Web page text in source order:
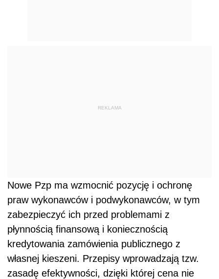
REKLAMA
Nowe Pzp ma wzmocnić pozycję i ochronę
praw wykonawców i podwykonawców, w tym
zabezpieczyć ich przed problemami z
płynnością finansową i koniecznością
kredytowania zamówienia publicznego z
własnej kieszeni. Przepisy wprowadzają tzw.
zasadę efektywności, dzięki której cena nie